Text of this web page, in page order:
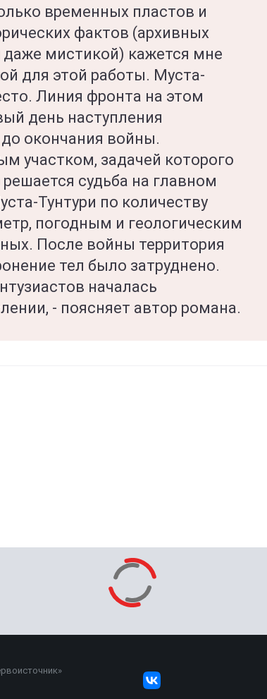
временных пластов и
фактов (архивных
мистикой) кажется мне
для этой работы. Муста-
Линия фронта на этом
день наступления
окончания войны.
участком, задачей которого
судьба на главном
Тунтури по количеству
погодным и геологическим
После войны территория
тел было затруднено.
началась
- поясняет автор романа.